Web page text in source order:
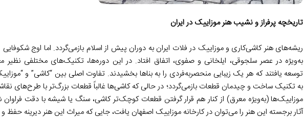
تاریخچه پرفراز و نشیب هنر موزاییک در ایران
ریشه‌های هنر کاشی‌کاری و موزاییک در فلات ایران به دوران پیش از اسلام بازمی‌گردد. اما اوج شکوفایی
به‌ویژه در عصر سلجوقی، ایلخانی و صفوی، اتفاق افتاد. در این دوره‌ها، تکنیک‌های مختلفی
توسعه یافتند که هر یک زیبایی منحصربه‌فردی را به بناها بخشیدند. تفاوت اصلی بین “کاشی” و
به تکنیک ساخت و چیدمان قطعات بازمی‌گردد؛ در حالی که کاشی‌ها غالباً قطعات بزرگ‌تر با طرح‌های
موزاییک‌ها (به‌ویژه معرق) از کنار هم قرار گرفتن قطعات کوچک‌تر کاشی، سنگ یا شیشه با دقت
آثار برجسته این هنر را می‌توان در کارخانه موزاییک اصفهان یافت، جایی که میراث این هنر دیرینه